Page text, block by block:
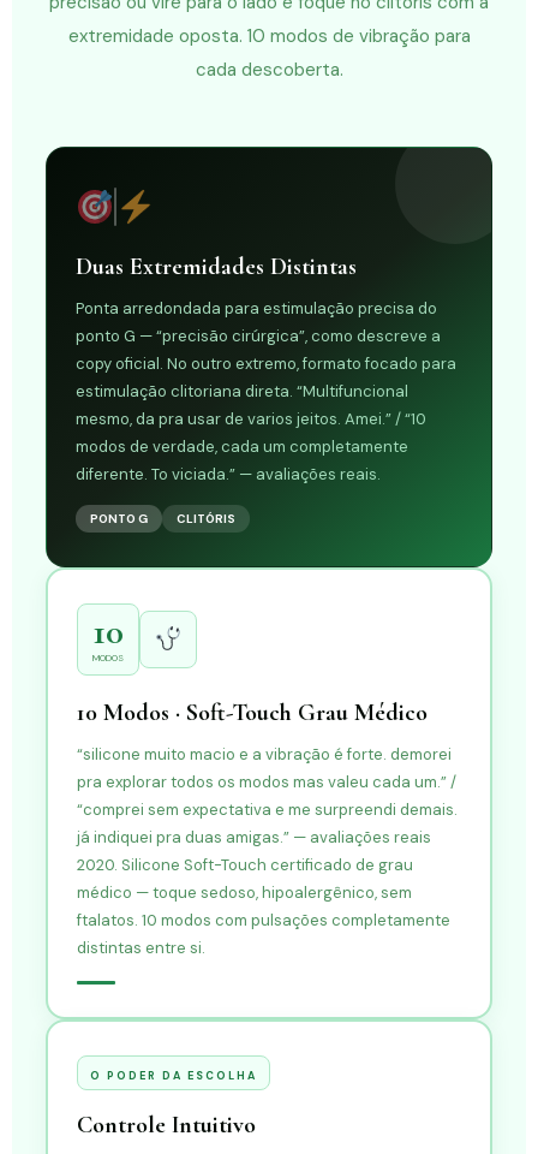
extremidade oposta. 10 modos de vibração para
cada descoberta.
Duas Extremidades Distintas
Ponta arredondada para estimulação precisa do
ponto G — “precisão cirúrgica”, como descreve a
copy oficial. No outro extremo, formato focado para
estimulação clitoriana direta. “Multifuncional
mesmo, da pra usar de varios jeitos. Amei.” / “10
modos de verdade, cada um completamente
diferente. To viciada.” — avaliações reais.
PONTO G CLITÓRIS
10
MODOS
10 Modos · Soft-Touch Grau Médico
“silicone muito macio e a vibração é forte. demorei
pra explorar todos os modos mas valeu cada um.” /
“comprei sem expectativa e me surpreendi demais.
já indiquei pra duas amigas.” — avaliações reais
2020. Silicone Soft-Touch certificado de grau
médico — toque sedoso, hipoalergênico, sem
ftalatos. 10 modos com pulsações completamente
distintas entre si.
O PODER DA ESCOLHA
Controle Intuitivo